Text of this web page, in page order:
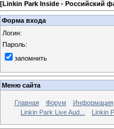
[Linkin Park Inside - Российский
Форма входа
Логин:
Пароль:
запомнить
Меню сайта
Главная Форум Информация
Linkin Park Live Aud...
Linkin